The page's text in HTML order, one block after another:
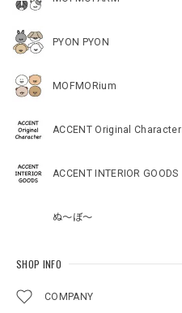
PYON PYON
MOFMORium
ACCENT Original Character
ACCENT INTERIOR GOODS
ぬ～ぼ～
SHOP INFO
COMPANY